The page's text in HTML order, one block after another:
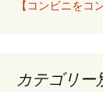
【コンビニをコ
カテゴリー